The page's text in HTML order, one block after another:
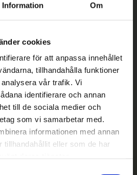
Information Om
cookies
för att anpassa innehållet
tillhandahålla funktioner
vår trafik. Vi
identifierare och annan
till de sociala medier och
som vi samarbetar med.
informationen med annan
tillhandahållit eller som de har
Betala säkert
|| Välj ||
leveranser
||
Eller ||
med/utan montering